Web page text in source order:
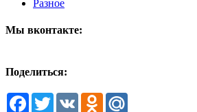
Разное
Мы вконтакте:
Поделиться:
Facebook
TwitterVK Odnoklassniki